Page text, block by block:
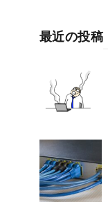
最近の投稿